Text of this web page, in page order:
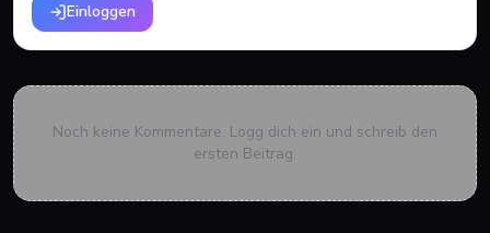
Einloggen
Noch keine Kommentare. Logg dich ein und schreib den
ersten Beitrag.